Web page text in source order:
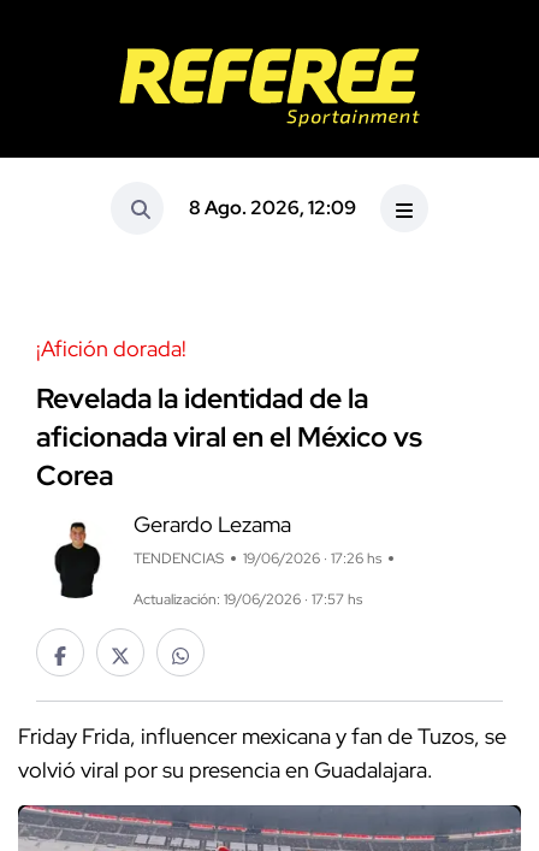
8 Ago. 2026, 12:09
¡Afición dorada!
Revelada la identidad de la
aficionada viral en el México vs
Corea
Gerardo Lezama
TENDENCIAS 19/06/2026 · 17:26 hs
Actualización: 19/06/2026 · 17:57 hs
Friday Frida, influencer mexicana y fan de Tuzos, se
volvió viral por su presencia en Guadalajara.